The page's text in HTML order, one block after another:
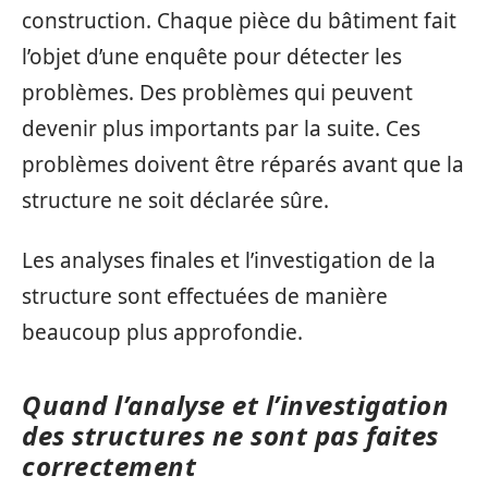
construction. Chaque pièce du bâtiment fait
l’objet d’une enquête pour détecter les
problèmes. Des problèmes qui peuvent
devenir plus importants par la suite. Ces
problèmes doivent être réparés avant que la
structure ne soit déclarée sûre.
Les analyses finales et l’investigation de la
structure sont effectuées de manière
beaucoup plus approfondie.
Quand l’analyse et l’investigation
des structures ne sont pas faites
correctement